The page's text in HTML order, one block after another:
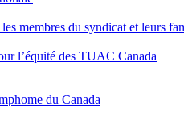
membres du syndicat et leurs
l’équité des TUAC Canada
du Canada